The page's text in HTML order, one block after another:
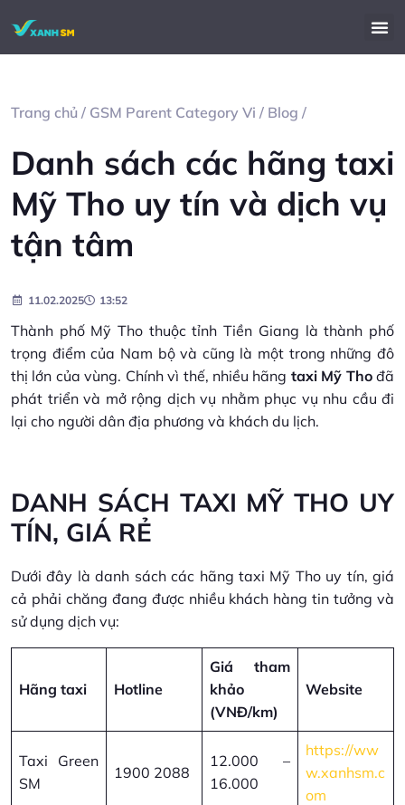
Trang chủ / GSM Parent Category Vi / Blog /
Danh sách các hãng taxi
Mỹ Tho uy tín và dịch vụ
tận tâm
11.02.2025 13:52
Thành phố Mỹ Tho thuộc tỉnh Tiền Giang là thành phố
trọng điểm của Nam bộ và cũng là một trong những đô
thị lớn của vùng. Chính vì thế, nhiều hãng taxi Mỹ Tho đã
phát triển và mở rộng dịch vụ nhằm phục vụ nhu cầu đi
lại cho người dân địa phương và khách du lịch.
DANH SÁCH TAXI MỸ THO UY
TÍN, GIÁ RẺ
Dưới đây là danh sách các hãng taxi Mỹ Tho uy tín, giá
cả phải chăng đang được nhiều khách hàng tin tưởng và
sử dụng dịch vụ:
Hãng taxi Hotline
Giá tham
khảo
(VNĐ/km)
Website
Taxi Green
SM
1900 2088
12.000 –
16.000
https://ww
w.xanhsm.c
om